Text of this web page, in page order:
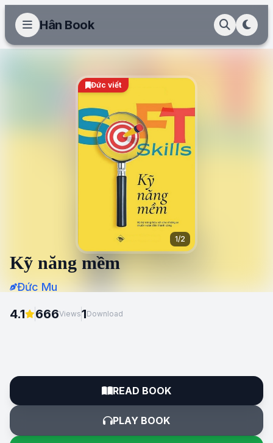
Hân Book
Đức viết
1/2
Kỹ năng mềm
Đức Mu
4.1 666Views1Download
READ BOOK
PLAY BOOK